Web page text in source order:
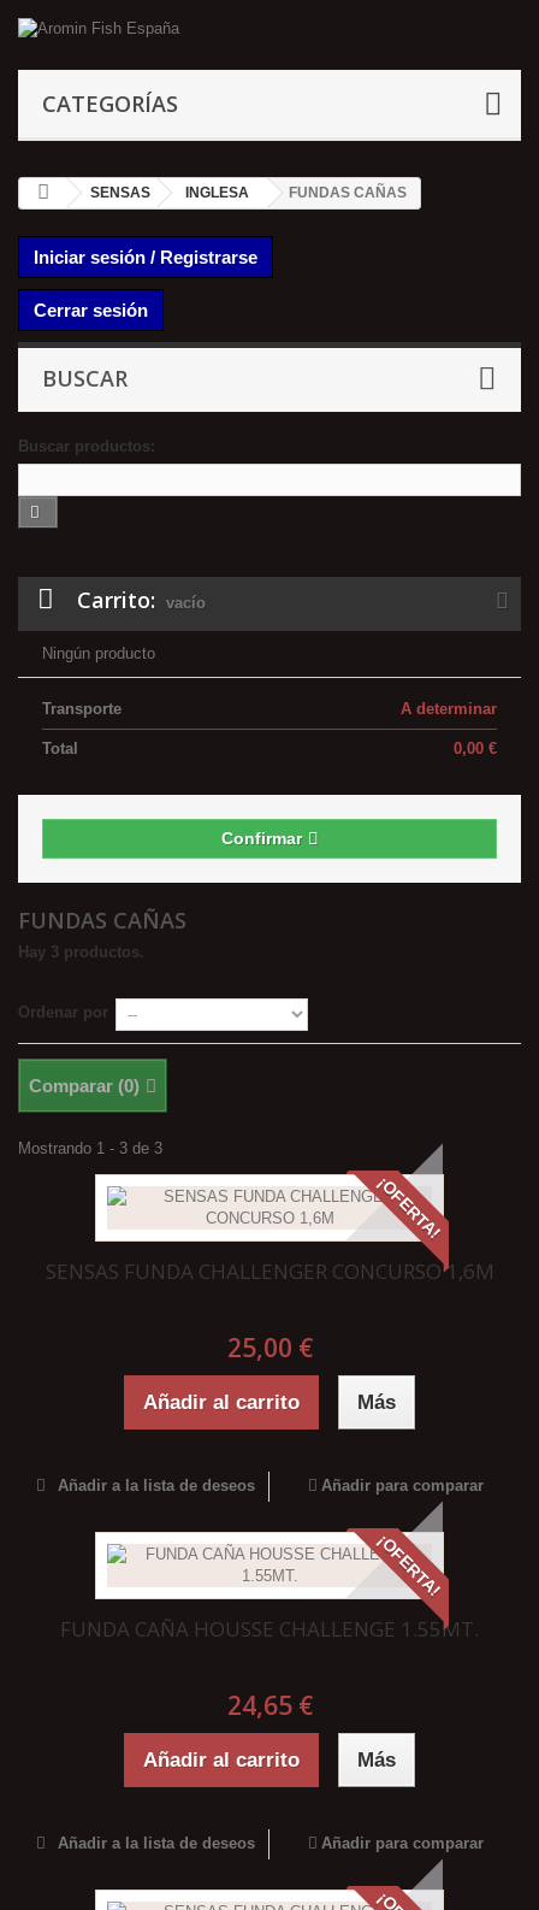
CATEGORÍAS
SENSAS INGLESA FUNDAS CAÑAS
Iniciar sesión / Registrarse
Cerrar sesión
BUSCAR
Buscar productos:
Carrito: vacío
Ningún producto
A determinar
Transporte
0,00 €
Total
Confirmar
FUNDAS CAÑAS
Hay 3 productos.
Ordenar por
Comparar (0)
Mostrando 1 - 3 de 3
¡OFERTA!
SENSAS FUNDA CHALLENGER CONCURSO 1,6M
25,00 €
Añadir al carrito Más
Añadir a la lista de deseos Añadir para comparar
¡OFERTA!
FUNDA CAÑA HOUSSE CHALLENGE 1.55MT.
24,65 €
Añadir al carrito Más
Añadir a la lista de deseos Añadir para comparar